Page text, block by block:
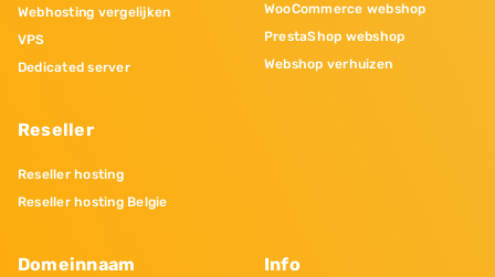
Webhosting vergelijken
VPS
Dedicated server
Reseller
Reseller hosting
Reseller hosting Belgie
WooCommerce webshop
PrestaShop webshop
Webshop verhuizen
Domeinnaam Info